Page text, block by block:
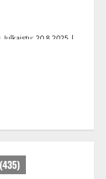
Julkaistu: 20.8.2025 |
Julkaistu: 27.4.2025 |
(435)